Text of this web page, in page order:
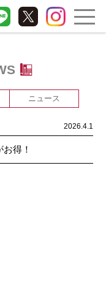
ニュース
2026.4.1
得！